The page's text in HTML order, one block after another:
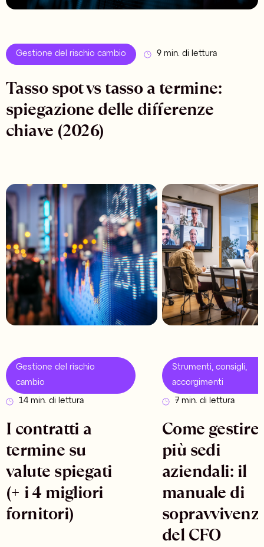
Gestione del rischio cambio 9 min. di lettura
Tasso spot vs tasso a termine:
spiegazione delle differenze
chiave (2026)
Gestione del rischio
cambio
14 min. di lettura
I contratti a
termine su
valute spiegati
(+ i 4 migliori
fornitori)
Strumenti, consigli,
accorgimenti
7 min. di lettura
Come gestire
più sedi
aziendali: il
manuale di
del CFO